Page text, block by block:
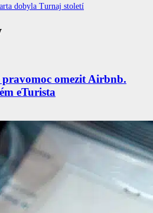
dobyla Turnaj století
omezit Airbnb.
eTurista